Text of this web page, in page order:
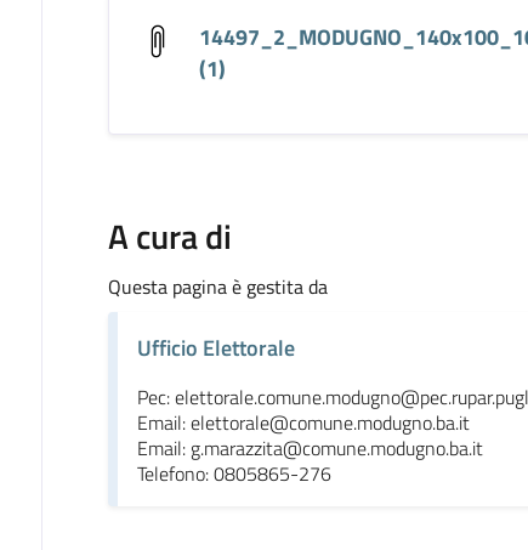
(1)
A cura di
Questa pagina è gestita da
Ufficio Elettorale
Pec:
Email: elettorale@comune.modugno.ba.it
Email: g.marazzita@comune.modugno.ba.it
Telefono: 0805865-276